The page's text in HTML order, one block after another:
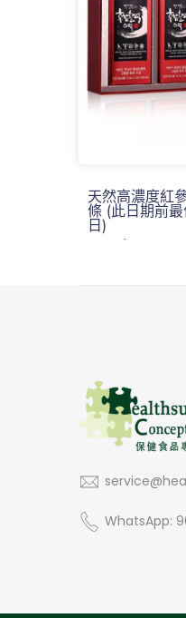
天然高濃度紅
條 (此日期前
日)
HKD $460.00
WhatsApp: